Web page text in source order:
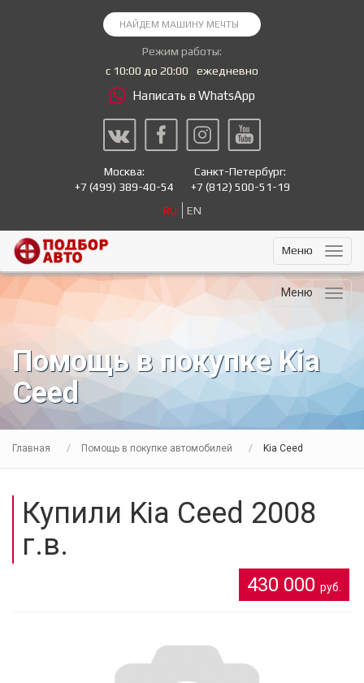
Режим работы:
с 10:00 до 20:00
ежедневно
Написать в WhatsApp
Москва:
+7 (499) 389-40-54
Санкт-Петербург:
+7 (812) 500-51-19
RU
EN
Меню
Меню
Помощь в покупке Kia
Ceed
Главная Помощь в покупке автомобилей Kia Ceed
Купили Kia Ceed 2008
г.в.
430 000 руб.